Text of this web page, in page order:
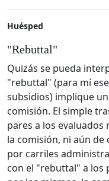
Huésped
"Rebuttal"
Quizás se pueda
"rebuttal" (para mí
subsidios) implique
comisión. El simple
pares a los
la comisión, ni aún
por carriles
con el "rebuttal" a los